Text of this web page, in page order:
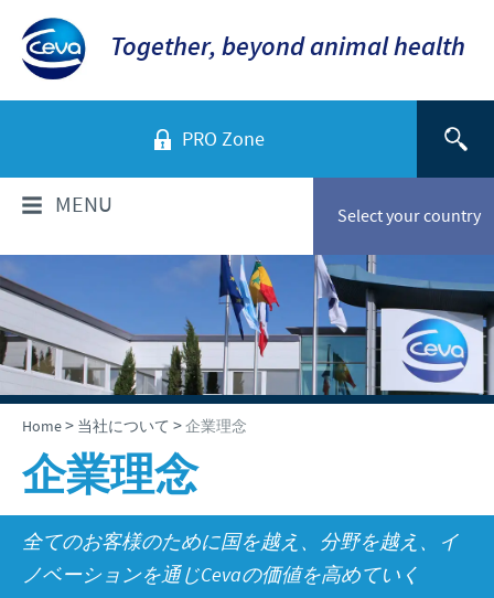
Together, beyond animal health
PRO Zone
Select your country
MENU
当社について
当社のビジョン
世界のCevaグループ
企業概要と所在地
会社沿革
企業理念
研究開発
製品情報
セバ・グループ製品一覧
ニュース & メディア
2026年
2025年
2024年
採用情報
国内採用のご案内
お問合せ
Home> 当社について >企業理念
企業理念
全てのお客様のために国を越え、分野を越え、イ
ノベーションを通じCevaの価値を高めていく